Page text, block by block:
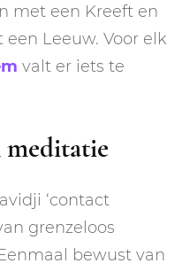
met een Kreeft en
Leeuw. Voor elk
valt er iets te
meditatie
‘contact
grenzeloos
bewust van